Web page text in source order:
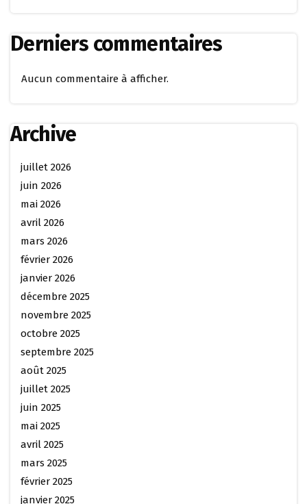
Derniers commentaires
Aucun commentaire à afficher.
Archive
juillet 2026
juin 2026
mai 2026
avril 2026
mars 2026
février 2026
janvier 2026
décembre 2025
novembre 2025
octobre 2025
septembre 2025
août 2025
juillet 2025
juin 2025
mai 2025
avril 2025
mars 2025
février 2025
janvier 2025